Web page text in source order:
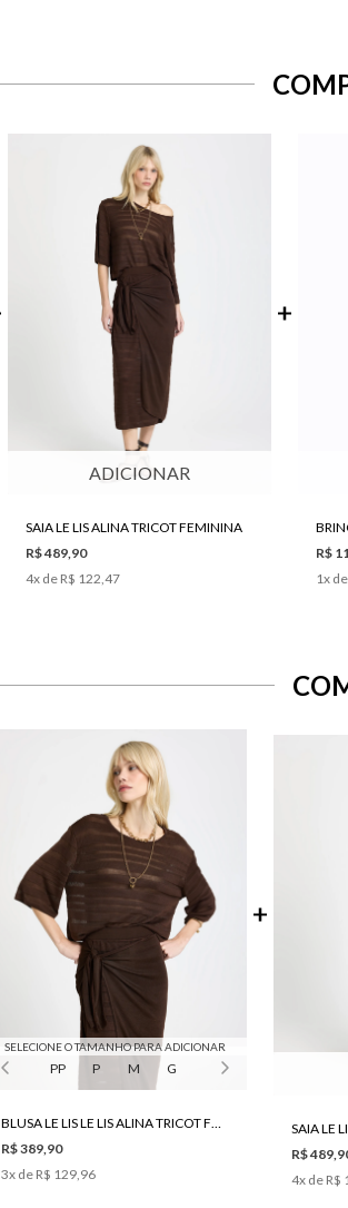
ADICIONAR
SAIA LE LIS ALINA TRICOT FEMININA
R$ 489,90
4x de R$ 122,47
R$
1x de
SELECIONE O TAMANHO PARA ADICIONAR
PP P M G
BLUSA LE LIS LE LIS ALINA TRICOT FEMININA
R$ 389,90
3x de R$ 129,96
SAIA LE
R$
4x de R$